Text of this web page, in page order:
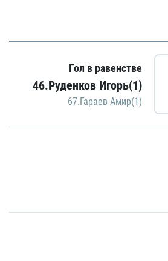
Гол в равенстве
46.Руденков Игорь(1)
67.Гараев Амир(1)